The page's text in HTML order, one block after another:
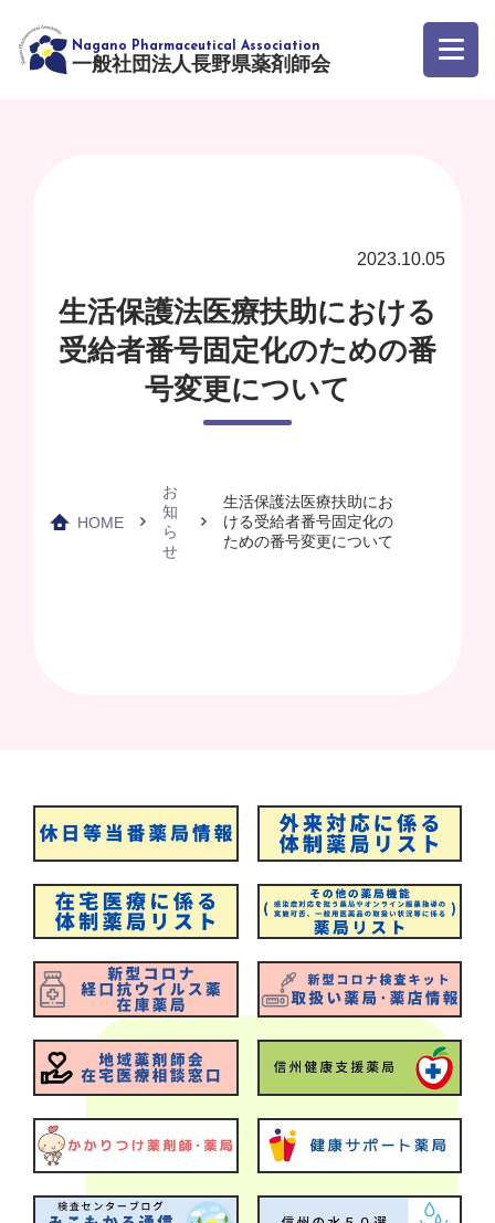
一般社団法人長野県薬剤師会
2023.10.05
生活保護法医療扶助における
受給者番号固定化のための番
号変更について
HOME
お
知
ら
せ
生活保護法医療扶助にお
ける受給者番号固定化の
ための番号変更について